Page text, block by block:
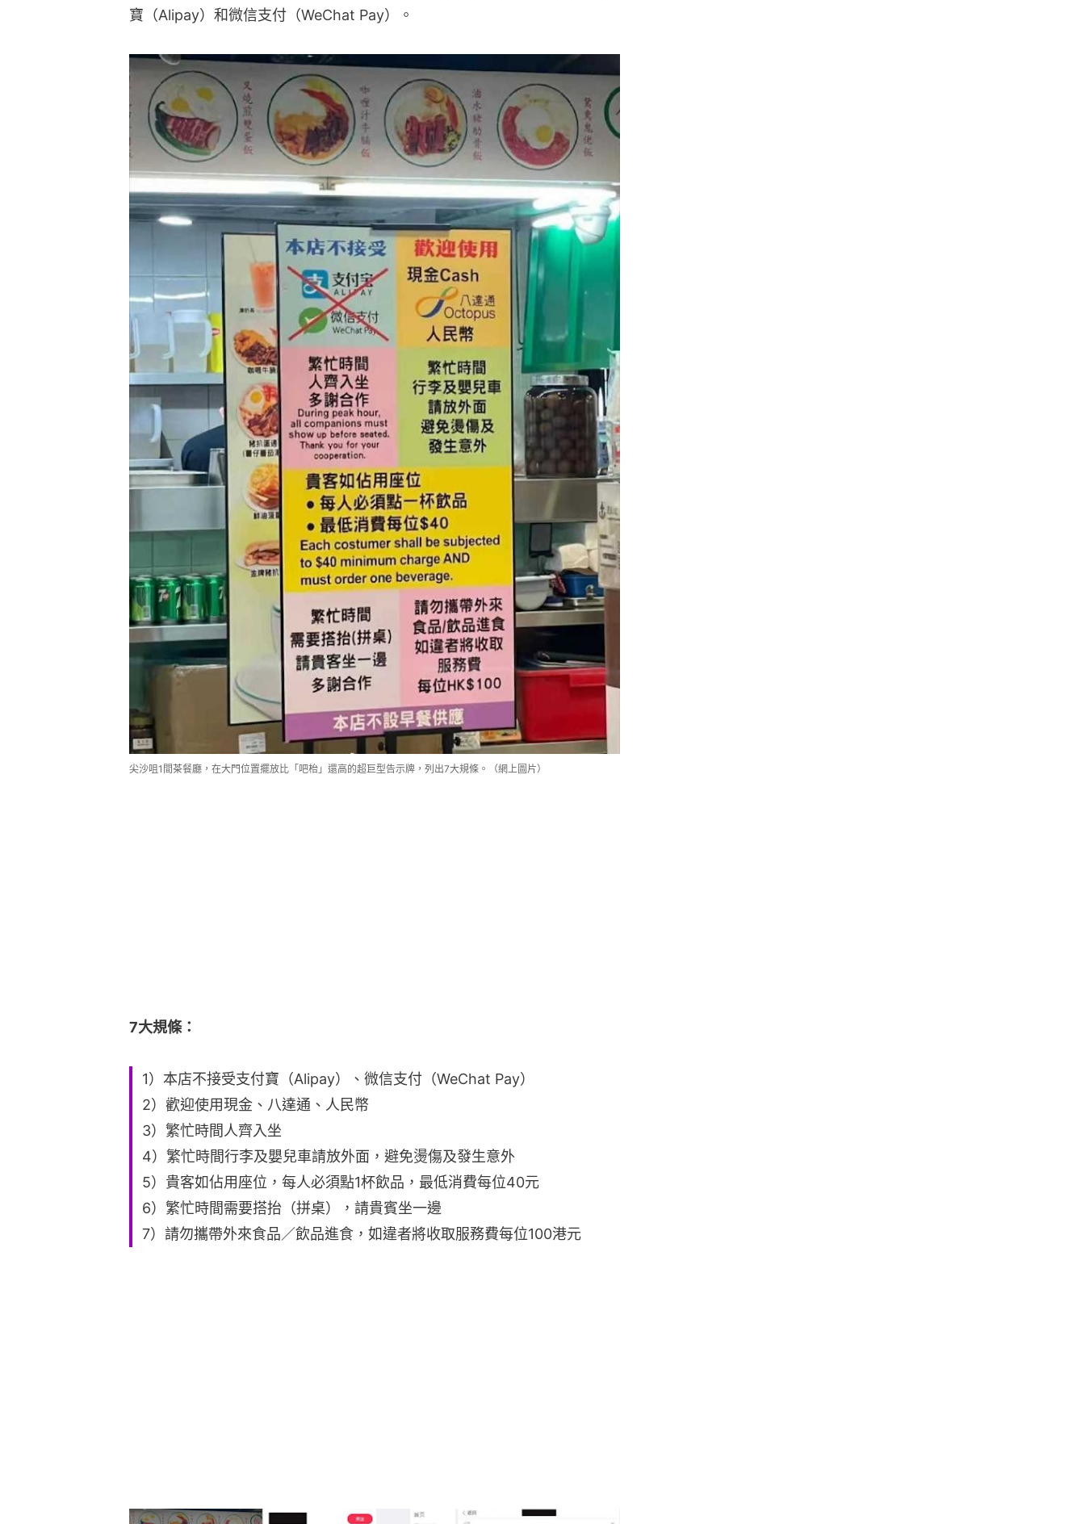
寶（Alipay）和微信支付（WeChat Pay）。
尖沙咀1間茶餐廳，在大門位置擺放比「吧枱」還高的超巨型告示牌，列出7大規條。（網上圖片）
7大規條：
1）本店不接受支付寶（Alipay）、微信支付（WeChat Pay）
2）歡迎使用現金、八達通、人民幣
3）繁忙時間人齊入坐
4）繁忙時間行李及嬰兒車請放外面，避免燙傷及發生意外
5）貴客如佔用座位，每人必須點1杯飲品，最低消費每位40元
6）繁忙時間需要搭抬（拼桌），請貴賓坐一邊
7）請勿攜帶外來食品／飲品進食，如違者將收取服務費每位100港元